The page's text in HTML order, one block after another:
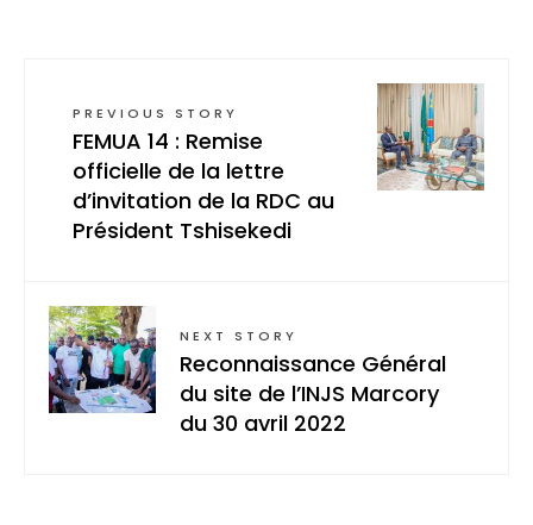
PREVIOUS STORY
FEMUA 14 : Remise
officielle de la lettre
d’invitation de la RDC au
Président Tshisekedi
NEXT STORY
Reconnaissance Général
du site de l’INJS Marcory
du 30 avril 2022